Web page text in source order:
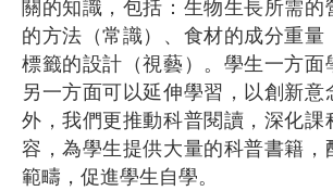
關的知識，包括：生物生長所需的
的方法（常識）、食材的成分重量
標籤的設計（視藝）。學生一方面
另一方面可以延伸學習，以創新意
外，我們更推動科普閱讀，深化課
容，為學生提供大量的科普書籍，
範疇，促進學生自學。